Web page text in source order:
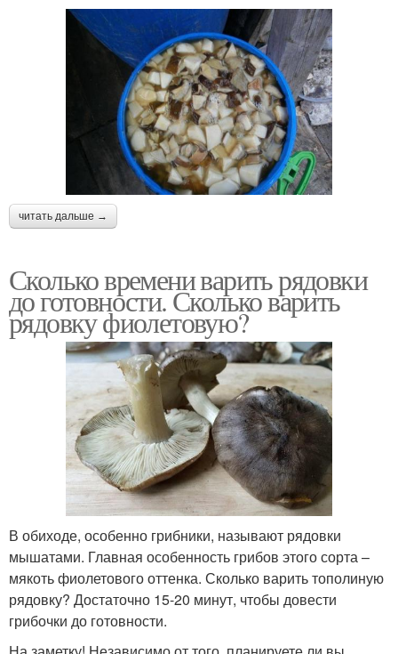
читать дальше →
Сколько времени варить рядовки
до готовности. Сколько варить
рядовку фиолетовую?
В обиходе, особенно грибники, называют рядовки
мышатами. Главная особенность грибов этого сорта –
мякоть фиолетового оттенка. Сколько варить тополиную
рядовку? Достаточно 15-20 минут, чтобы довести
грибочки до готовности.